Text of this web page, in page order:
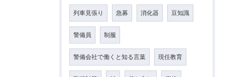
列車見張り 急募 消化器 豆知識
警備員 制服
警備会社で働くと知る言葉 現任教育